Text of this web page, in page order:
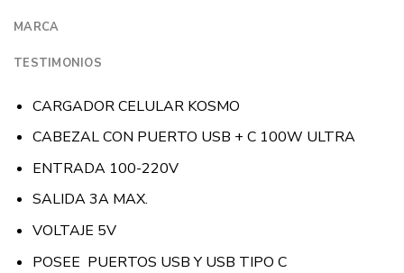
MARCA
TESTIMONIOS
CARGADOR CELULAR KOSMO
CABEZAL CON PUERTO USB + C 100W ULTRA
ENTRADA 100-220V
SALIDA 3A MAX.
VOLTAJE 5V
POSEE PUERTOS USB Y USB TIPO C